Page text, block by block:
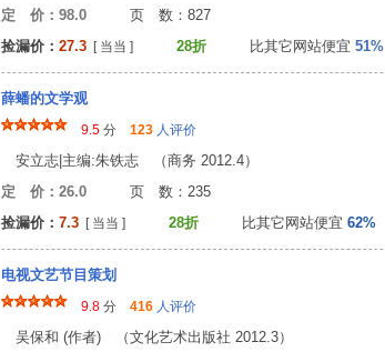
定 价：98.0 页 数：827
捡漏价： 27.3 [ 当当 ] 28折 比其它网站便宜 51%
薛蟠的文学观
9.5 分 123 人评价
安立志|主编:朱铁志 （商务 2012.4）
定 价：26.0 页 数：235
捡漏价： 7.3 [ 当当 ] 28折 比其它网站便宜 62%
电视文艺节目策划
9.8 分 416 人评价
吴保和 (作者) （文化艺术出版社 2012.3）